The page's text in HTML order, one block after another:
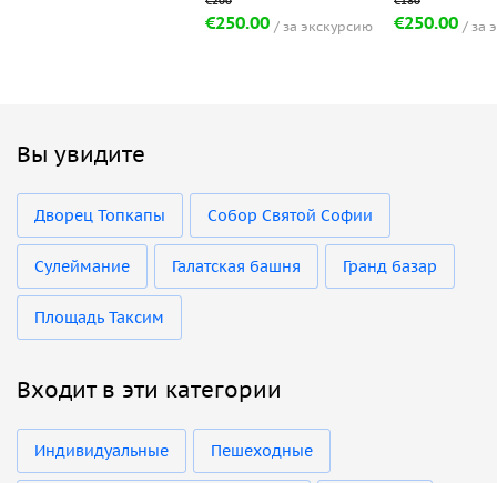
€250.00 за экскурсию €250.00 за
Вы увидите
Дворец Топкапы Собор Святой Софии
Сулеймание Галатская башня Гранд базар
Площадь Таксим
Входит в эти категории
Индивидуальные Пешеходные